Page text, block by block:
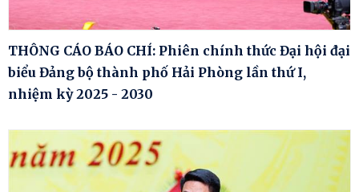
THÔNG CÁO BÁO CHÍ: Phiên chính thức Đại hội đại
biểu Đảng bộ thành phố Hải Phòng lần thứ I,
nhiệm kỳ 2025 - 2030